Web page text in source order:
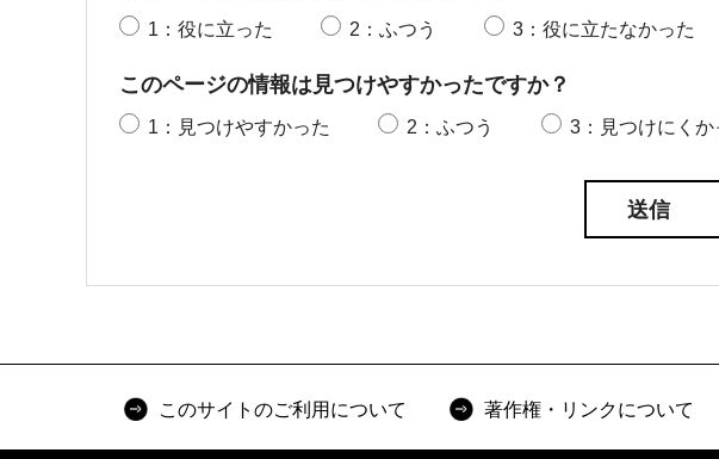
1：役に立った 2：ふつう 3：役に立たなかった
このページの情報は見つけやすかったですか？
1：見つけやすかった 2：ふつう 3：見つけにくか
このサイトのご利用について 著作権・リンクについて